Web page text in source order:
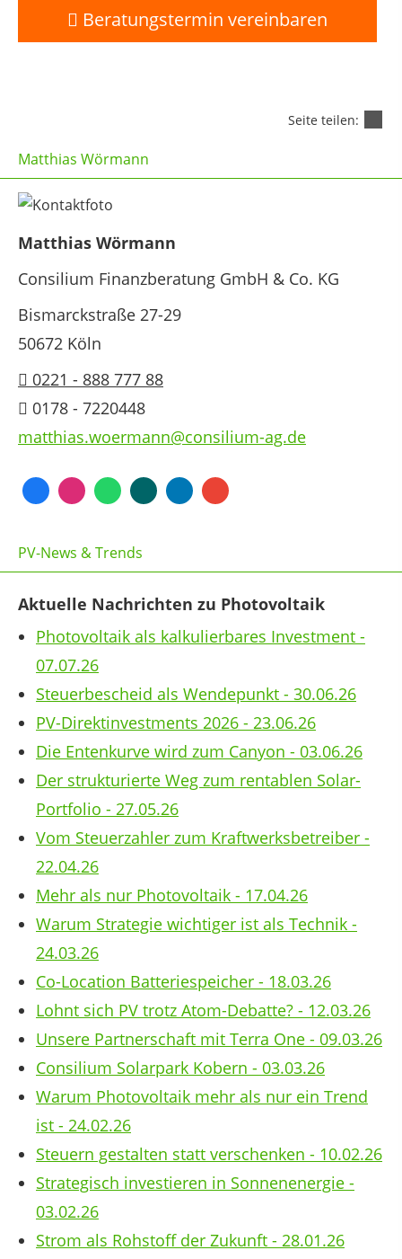
Beratungstermin vereinbaren
Seite teilen:
Matthias Wörmann
Matthias Wörmann
Consilium Finanzberatung GmbH & Co. KG
Bismarckstraße 27-29
50672 Köln
0221 - 888 777 88
0178 - 7220448
matthias.woermann@consilium-ag.de
PV-News & Trends
Aktuelle Nachrichten zu Photovoltaik
Photovoltaik als kalkulierbares Investment -
07.07.26
Steuerbescheid als Wendepunkt - 30.06.26
PV-Direktinvestments 2026 - 23.06.26
Die Entenkurve wird zum Canyon - 03.06.26
Der strukturierte Weg zum rentablen Solar-
Portfolio - 27.05.26
Vom Steuerzahler zum Kraftwerksbetreiber -
22.04.26
Mehr als nur Photovoltaik - 17.04.26
Warum Strategie wichtiger ist als Technik -
24.03.26
Co-Location Batteriespeicher - 18.03.26
Lohnt sich PV trotz Atom-Debatte? - 12.03.26
Unsere Partnerschaft mit Terra One - 09.03.26
Consilium Solarpark Kobern - 03.03.26
Warum Photovoltaik mehr als nur ein Trend
ist - 24.02.26
Steuern gestalten statt verschenken - 10.02.26
Strategisch investieren in Sonnenenergie -
03.02.26
Strom als Rohstoff der Zukunft - 28.01.26